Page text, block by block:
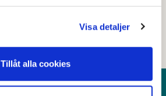
Visa detaljer
Tillåt alla cookies